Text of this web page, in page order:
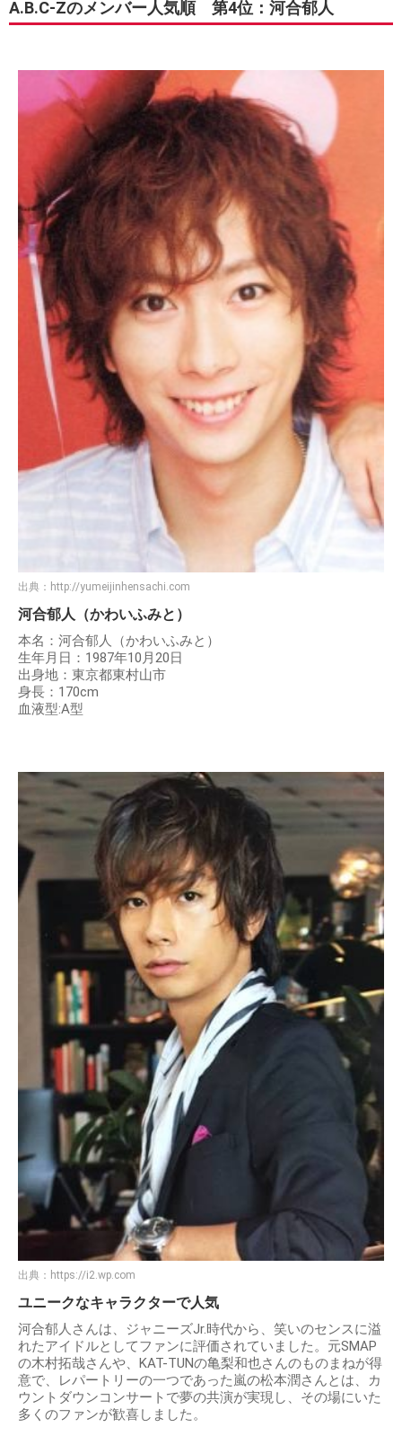
A.B.C-Zのメンバー人気順 第4位：河合郁人
出典： http://yumeijinhensachi.com
河合郁人（かわいふみと）
本名：河合郁人（かわいふみと）
生年月日：1987年10月20日
出身地：東京都東村山市
身長：170cm
血液型:A型
出典： https://i2.wp.com
ユニークなキャラクターで人気
河合郁人さんは、ジャニーズJr.時代から、笑いのセンスに溢
れたアイドルとしてファンに評価されていました。元SMAP
の木村拓哉さんや、KAT-TUNの亀梨和也さんのものまねが得
意で、レパートリーの一つであった嵐の松本潤さんとは、カ
ウントダウンコンサートで夢の共演が実現し、その場にいた
多くのファンが歓喜しました。